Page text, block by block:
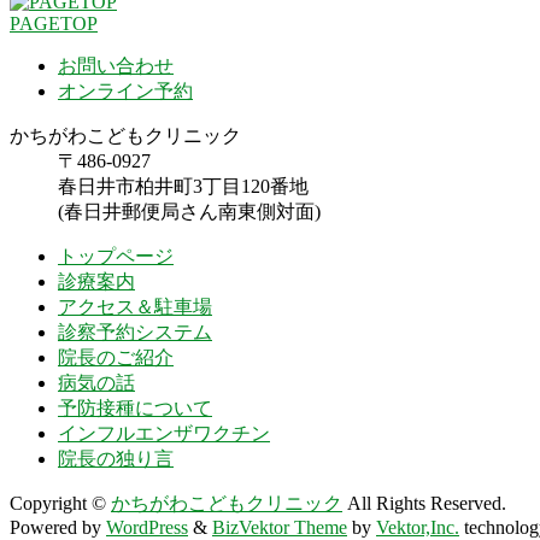
PAGETOP
お問い合わせ
オンライン予約
かちがわこどもクリニック
〒486-0927
春日井市柏井町3丁目120番地
(春日井郵便局さん南東側対面)
トップページ
診療案内
アクセス＆駐車場
診察予約システム
院長のご紹介
病気の話
予防接種について
インフルエンザワクチン
院長の独り言
Copyright © かちがわこどもクリニック All Rights Reserved.
Powered by WordPress & BizVektor Theme by Vektor,Inc.